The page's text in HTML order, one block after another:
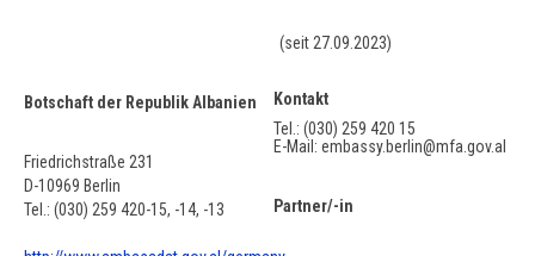
(seit 27.09.2023)
Botschaft der Republik Albanien
Friedrichstraße 231
D-10969 Berlin
Tel.: (030) 259 420-15, -14, -13
Kontakt
Tel.: (030) 259 420 15
E-Mail: embassy.berlin@mfa.gov.al
Partner/-in